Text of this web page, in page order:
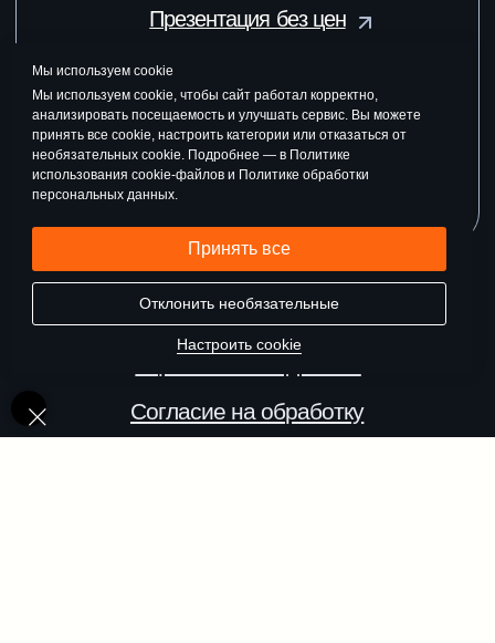
Мы используем cookie
Мы используем cookie, чтобы сайт работал корректно,
анализировать посещаемость и улучшать сервис. Вы можете
принять все cookie, настроить категории или отказаться от
необязательных cookie. Подробнее — в Политике
использования cookie-файлов и Политике обработки
персональных данных.
Принять все
Отклонить необязательные
Настроить cookie